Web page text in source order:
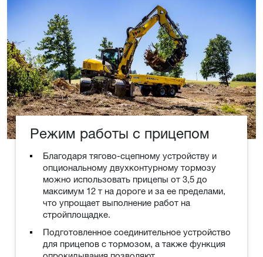
Режим работы с прицепом
Благодаря тягово-сцепному устройству и
опциональному двухконтурному тормозу
можно использовать прицепы от 3,5 до
максимум 12 т на дороге и за ее пределами,
что упрощает выполнение работ на
стройплощадке.
Подготовленное соединительное устройство
для прицепов с тормозом, а также функция